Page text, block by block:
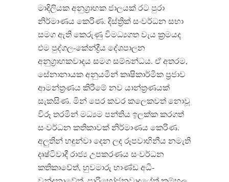
මාදිලියක අනුග්‍රාහක ජාලයක් රට පුරා
නිර්මාණය කෙරිණ. දිස්ත්‍රික් සංවර්ධන සභා
සමග ඇති කෙරුණු විමධ්‍යගත වැය ක්‍රමයද
එම පුද්ගල-කේන්ද්‍රීය දේශපාලන
අනුග්‍රාහකවාදය සමග සම්බන්ධය. ඒ අතරම,
සේනානායක අනුයමින් කෘෂිකාර්මික ප්‍රජාව
ආමන්ත්‍රණය කිරීමේ නව යාන්ත්‍රණයක්
සැකසිණ. මින් පෙර කවර කලෙකවත් නොවූ
විරූ තරමින් මධ්‍යම පන්තිය ඉලක්ක කරගත්
සංවර්ධන කතිකාවක් නිර්මාණය කෙරිණ.
අලුතින් හඳුන්වා දෙන ලද රූපවාහිනීය නමැති
දෘෂ්ටිවාදී රාජ්‍ය උපකරණය සංවර්ධන
කතිකාවේත්, හුවමාරු භාණ්ඩ අධි-